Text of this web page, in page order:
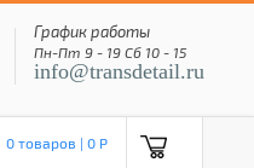
График работы
Пн-Пт 9 - 19 Сб 10 - 15
info@transdetail.ru
0 товаров | 0 P